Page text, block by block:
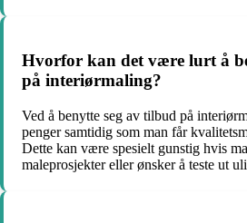
Hvorfor kan det være lurt å
på interiørmaling?
Ved å benytte seg av tilbud på
penger samtidig som man får
Dette kan være spesielt gunstig hvis
maleprosjekter eller ønsker å teste ut